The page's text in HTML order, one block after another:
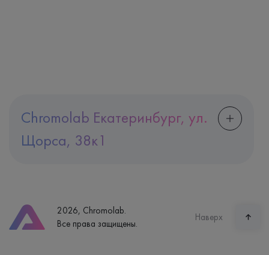
Chromolab Екатеринбург, ул.
Щорса, 38к1
Часы работы
пн-вс: 7:30-15:00
2026, Chromolab.
Все права защищены.
Наверх